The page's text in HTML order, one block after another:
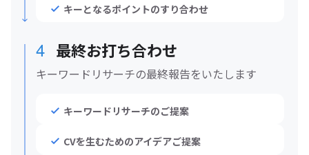
キーとなるポイントのすり合わせ
4 最終お打ち合わせ
キーワードリサーチの最終報告をいたします
キーワードリサーチのご提案
CVを生むためのアイデアご提案